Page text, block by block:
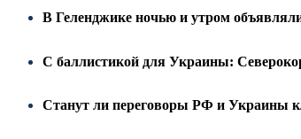
В Геленджике ночью и утром
С баллистикой для Украины:
Станут ли переговоры РФ и Украины